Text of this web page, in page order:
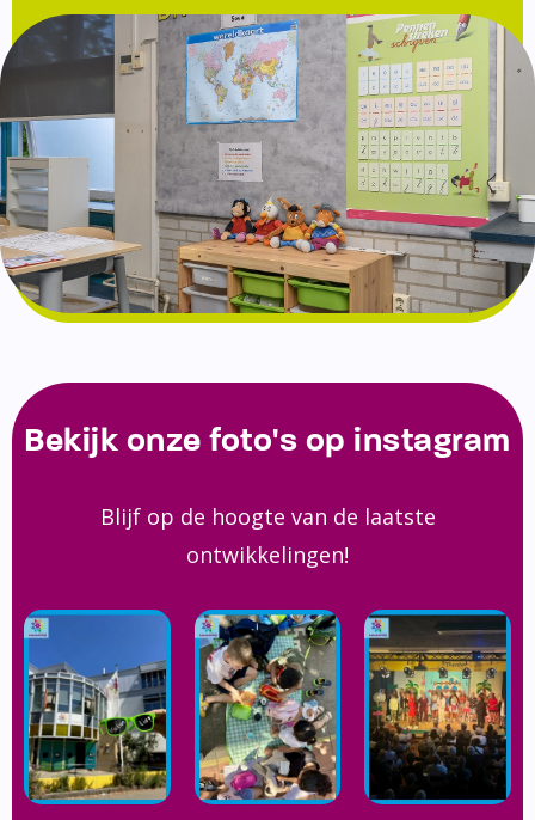
Bekijk onze foto's op instagram
Blijf op de hoogte van de laatste
ontwikkelingen!